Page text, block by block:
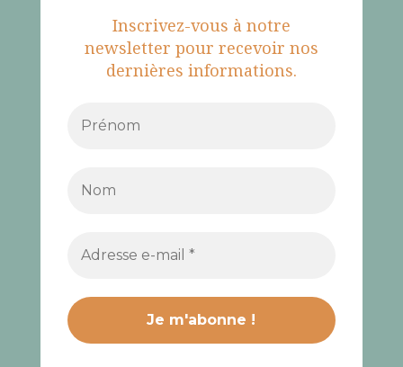
Inscrivez-vous à notre
newsletter pour recevoir nos
dernières informations.